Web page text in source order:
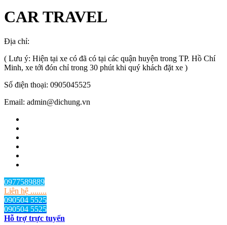
CAR TRAVEL
Địa chỉ:
( Lưu ý: Hiện tại xe có đã có tại các quận huyện trong TP. Hồ Chí
Minh, xe tới đón chỉ trong 30 phút khi quý khách đặt xe )
Số điện thoại: 0905045525
Email: admin@dichung.vn
0977589889
Liên hệ ........
090504 5525
090504 5525
Hỗ trợ trực tuyến